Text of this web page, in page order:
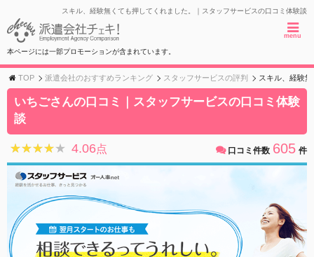
スキル、経験無くても押してくれました。｜スタッフサービスの口コミ体験談
menu
本ページには一部プロモーションが含まれています。
TOP 派遣会社のおすすめランキング スタッフサービスの評判 スキル、経験
いちごさんの口コミ｜スタッフサービスの口コミ体験
談
★★★★★
★★★★★ 4.06点 口コミ件数 605 件